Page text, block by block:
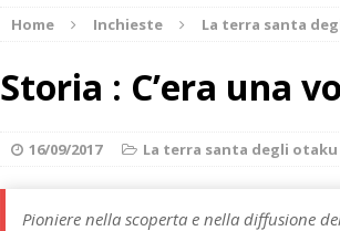
Home Inchieste La terra santa
Storia : C’era una
16/09/2017 La terra santa degli otaku
Pioniere nella scoperta e nella diffusione